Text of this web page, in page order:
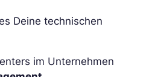
Deine technischen
im Unternehmen